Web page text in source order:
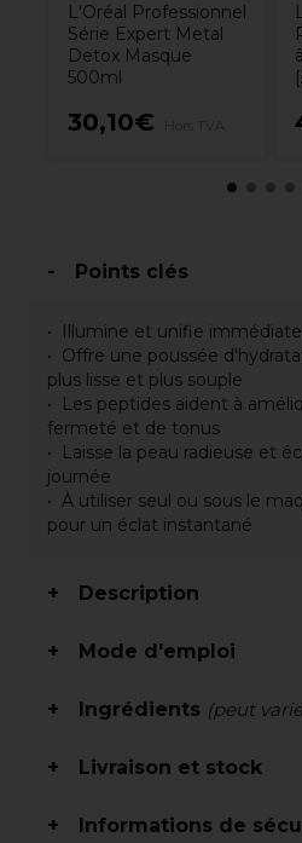
L'Oréal Professionnel
Série Expert Metal
Detox Masque
500ml
30,10€
Points clés
Illumine et unifie
Offre une poussée
plus lisse et plus souple
Les peptides aident à
fermeté et de tonus
Laisse la peau radieuse et
journée
À utiliser seul ou sous le
pour un éclat instantané
Description
Mode d'emploi
Ingrédients (peut
Livraison et stock
Informations de